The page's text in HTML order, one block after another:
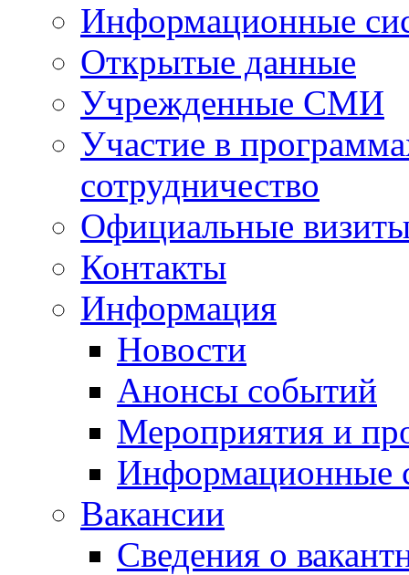
Информационные
Открытые данные
Учрежденные СМИ
Участие в
сотрудничество
Официальные
Контакты
Информация
Новости
Анонсы событий
Мероприятия и
Информационные
Вакансии
Сведения о